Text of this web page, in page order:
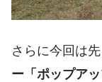
さらに今回は
ー「ポップア